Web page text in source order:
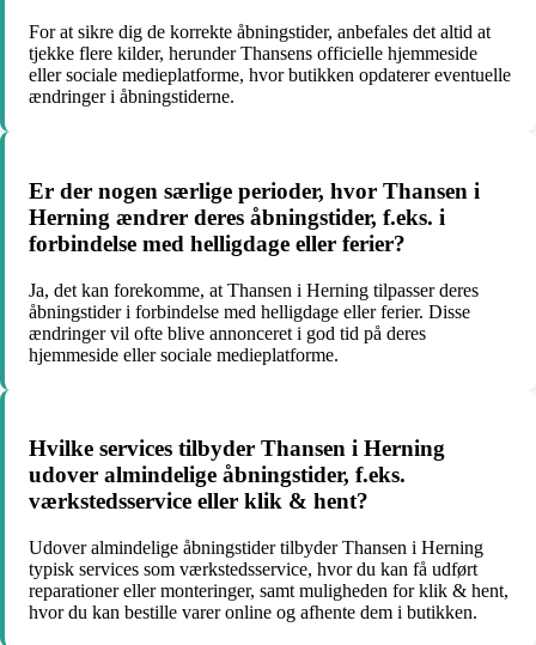
For at sikre dig de korrekte åbningstider, anbefales det altid at
tjekke flere kilder, herunder Thansens officielle hjemmeside
eller sociale medieplatforme, hvor butikken opdaterer eventuelle
ændringer i åbningstiderne.
Er der nogen særlige perioder, hvor Thansen i
Herning ændrer deres åbningstider, f.eks. i
forbindelse med helligdage eller ferier?
Ja, det kan forekomme, at Thansen i Herning tilpasser deres
åbningstider i forbindelse med helligdage eller ferier. Disse
ændringer vil ofte blive annonceret i god tid på deres
hjemmeside eller sociale medieplatforme.
Hvilke services tilbyder Thansen i Herning
udover almindelige åbningstider, f.eks.
værkstedsservice eller klik & hent?
Udover almindelige åbningstider tilbyder Thansen i Herning
typisk services som værkstedsservice, hvor du kan få udført
reparationer eller monteringer, samt muligheden for klik & hent,
hvor du kan bestille varer online og afhente dem i butikken.